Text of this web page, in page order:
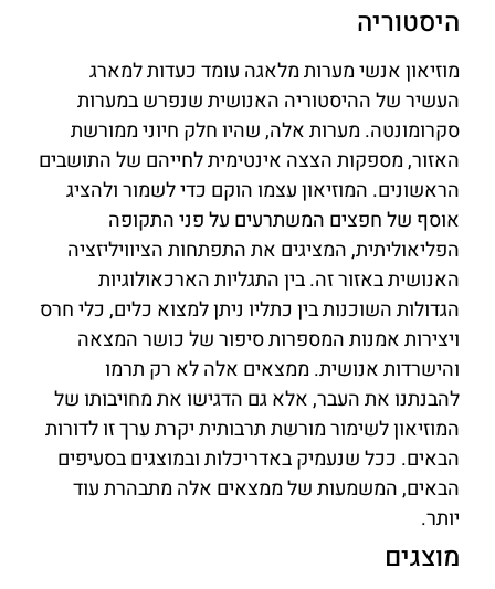
היסטוריה
מוזיאון אנשי מערות מלאגה עומד כעדות למארג
העשיר של ההיסטוריה האנושית שנפרש במערות
סקרומונטה. מערות אלה, שהיו חלק חיוני ממורשת
האזור, מספקות הצצה אינטימית לחייהם של התושבים
הראשונים. המוזיאון עצמו הוקם כדי לשמור ולהציג
אוסף של חפצים המשתרעים על פני התקופה
הפליאוליתית, המציגים את התפתחות הציוויליזציה
האנושית באזור זה. בין התגליות הארכאולוגיות
הגדולות השוכנות בין כתליו ניתן למצוא כלים, כלי חרס
ויצירות אמנות המספרות סיפור של כושר המצאה
והישרדות אנושית. ממצאים אלה לא רק תרמו
להבנתנו את העבר, אלא גם הדגישו את מחויבותו של
המוזיאון לשימור מורשת תרבותית יקרת ערך זו לדורות
הבאים. ככל שנעמיק באדריכלות ובמוצגים בסעיפים
הבאים, המשמעות של ממצאים אלה מתבהרת עוד
יותר.
מוצגים